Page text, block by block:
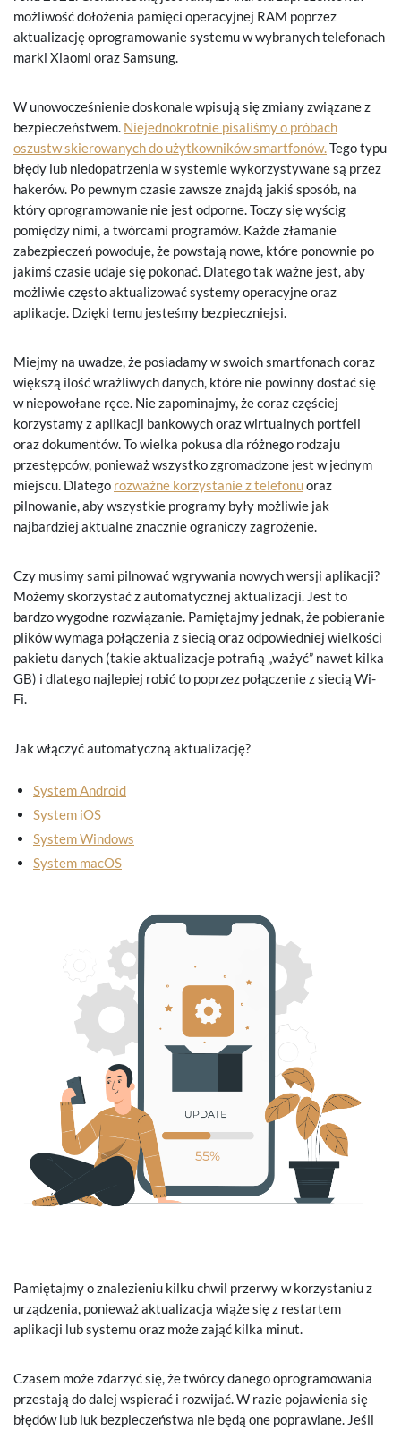
możliwość dołożenia pamięci operacyjnej RAM poprzez
aktualizację oprogramowanie systemu w wybranych telefonach
marki Xiaomi oraz Samsung.
W unowocześnienie doskonale wpisują się zmiany związane z
bezpieczeństwem. Niejednokrotnie pisaliśmy o próbach
oszustw skierowanych do użytkowników smartfonów.Tego typu
błędy lub niedopatrzenia w systemie wykorzystywane są przez
hakerów. Po pewnym czasie zawsze znajdą jakiś sposób, na
który oprogramowanie nie jest odporne. Toczy się wyścig
pomiędzy nimi, a twórcami programów. Każde złamanie
zabezpieczeń powoduje, że powstają nowe, które ponownie po
jakimś czasie udaje się pokonać. Dlatego tak ważne jest, aby
możliwie często aktualizować systemy operacyjne oraz
aplikacje. Dzięki temu jesteśmy bezpieczniejsi.
Miejmy na uwadze, że posiadamy w swoich smartfonach coraz
większą ilość wrażliwych danych, które nie powinny dostać się
w niepowołane ręce. Nie zapominajmy, że coraz częściej
korzystamy z aplikacji bankowych oraz wirtualnych portfeli
oraz dokumentów. To wielka pokusa dla różnego rodzaju
przestępców, ponieważ wszystko zgromadzone jest w jednym
miejscu. Dlatego rozważne korzystanie z telefonuoraz
pilnowanie, aby wszystkie programy były możliwie jak
najbardziej aktualne znacznie ograniczy zagrożenie.
Czy musimy sami pilnować wgrywania nowych wersji aplikacji?
Możemy skorzystać z automatycznej aktualizacji. Jest to
bardzo wygodne rozwiązanie. Pamiętajmy jednak, że pobieranie
plików wymaga połączenia z siecią oraz odpowiedniej wielkości
pakietu danych (takie aktualizacje potrafią „ważyć” nawet kilka
GB) i dlatego najlepiej robić to poprzez połączenie z siecią Wi-
Fi.
Jak włączyć automatyczną aktualizację?
System Android
System iOS
System Windows
System macOS
Pamiętajmy o znalezieniu kilku chwil przerwy w korzystaniu z
urządzenia, ponieważ aktualizacja wiąże się z restartem
aplikacji lub systemu oraz może zająć kilka minut.
Czasem może zdarzyć się, że twórcy danego oprogramowania
przestają do dalej wspierać i rozwijać. W razie pojawienia się
błędów lub luk bezpieczeństwa nie będą one poprawiane. Jeśli